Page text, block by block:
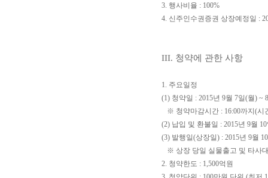
3. 행사비율 : 100%
4. 신주인수권증권 상장예정일 :
III. 청약에 관한 사항
1. 주요일정
(1) 청약일 : 2015년 9월 7일(월) ~
※ 청약마감시간 : 16:00까지(시
(2) 납입 및 환불일 : 2015년 9월
(3) 발행일(상장일) : 2015년 9월
※ 상장 당일 실물출고 및 타사
2. 청약한도 : 1,500억원